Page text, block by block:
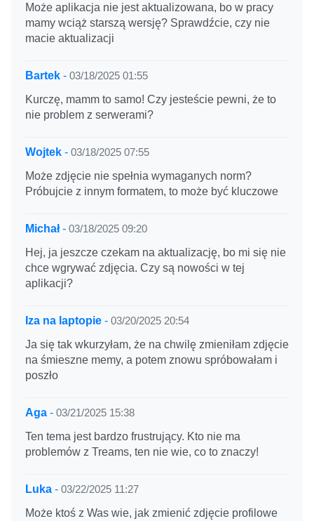
Może aplikacja nie jest aktualizowana, bo w pracy
mamy wciąż starszą wersję? Sprawdźcie, czy nie
macie aktualizacji
Bartek - 03/18/2025 01:55
Kurczę, mamm to samo! Czy jesteście pewni, że to
nie problem z serwerami?
Wojtek - 03/18/2025 07:55
Może zdjęcie nie spełnia wymaganych norm?
Próbujcie z innym formatem, to może być kluczowe
Michał- 03/18/2025 09:20
Hej, ja jeszcze czekam na aktualizację, bo mi się nie
chce wgrywać zdjęcia. Czy są nowości w tej
aplikacji?
Iza na laptopie - 03/20/2025 20:54
Ja się tak wkurzyłam, że na chwilę zmieniłam zdjęcie
na śmieszne memy, a potem znowu spróbowałam i
poszło
Aga - 03/21/2025 15:38
Ten tema jest bardzo frustrujący. Kto nie ma
problemów z Treams, ten nie wie, co to znaczy!
Luka - 03/22/2025 11:27
Może ktoś z Was wie, jak zmienić zdjęcie profilowe